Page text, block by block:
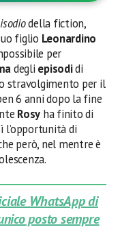
della fiction,
figlio Leonardino
per
degli episodidi
stravolgimento per il
6 anni dopo la fine
Rosy ha finito di
l’opportunità di
però, nel mentre è
WhatsApp di
posto sempre